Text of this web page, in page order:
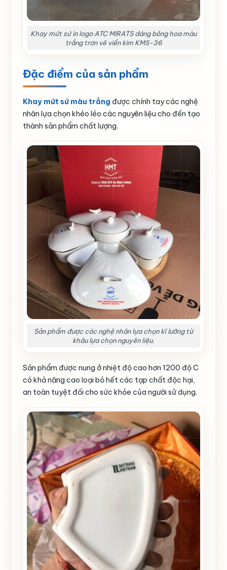
Khay mứt sứ in logo ATC MIRATS dáng bông hoa màu
trắng trơn vẽ viền kim KMS-36
Đặc điểm của sản phẩm
Khay mứt sứ màu trắng được chính tay các nghệ
nhân lựa chọn khéo léo các nguyên liệu cho đến tạo
thành sản phẩm chất lượng.
Sản phẩm được các nghệ nhân lựa chọn kĩ lưỡng từ
khâu lựa chọn nguyên liệu.
Sản phẩm được nung ở nhiệt độ cao hơn 1200 độ C
có khả năng cao loại bỏ hết các tạp chất độc hại,
an toàn tuyệt đối cho sức khỏe của người sử dụng.